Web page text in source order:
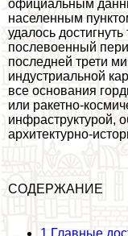
официальным
населенным
удалось
послевоенный
последней трети
индустриальной
все основания
или paкетно-
инфраструктурой,
архитектурно-
СОДЕРЖАНИЕ
1 Главные